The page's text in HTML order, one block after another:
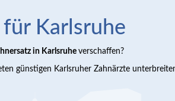
Karlsruhe
in Karlsruhe verschaffen?
günstigen Karlsruher Zahnärzte